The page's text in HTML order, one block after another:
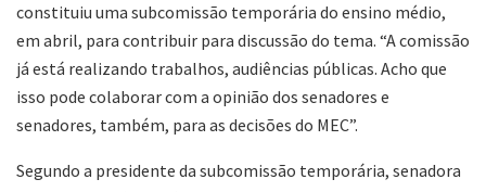
constituiu uma subcomissão temporária do ensino médio,
em abril, para contribuir para discussão do tema. “A comissão
já está realizando trabalhos, audiências públicas. Acho que
isso pode colaborar com a opinião dos senadores e
senadores, também, para as decisões do MEC”.
Segundo a presidente da subcomissão temporária, senadora